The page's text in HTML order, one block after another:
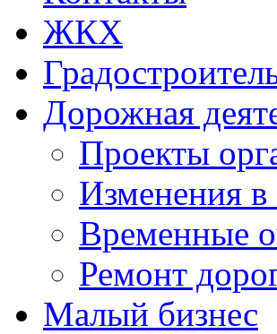
ЖКХ
Дорожная
Проекты
Изменения
Временные
Ремонт
Малый бизнес